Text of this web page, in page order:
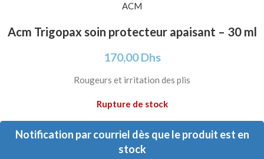
ACM
Acm Trigopax soin protecteur apaisant – 30 ml
170,00Dhs
Rougeurs et irritation des plis
Rupture de stock
Notification par courriel dès que le produit est en
stock